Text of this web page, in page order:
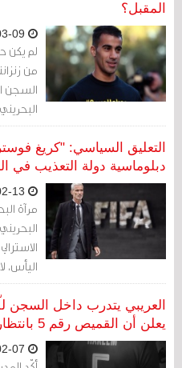
المقبل؟
لم يكن
من
السجن
أجله-
تصورها.التعليق السياسي: "كريغ
دبلوماسية دولة التعذيب في
مرآة
اليأس،
الشجاع
العريبي يتدرب داخل السجن
يعلن أن القميص رقم 5 بانتظاره في موسم 2019